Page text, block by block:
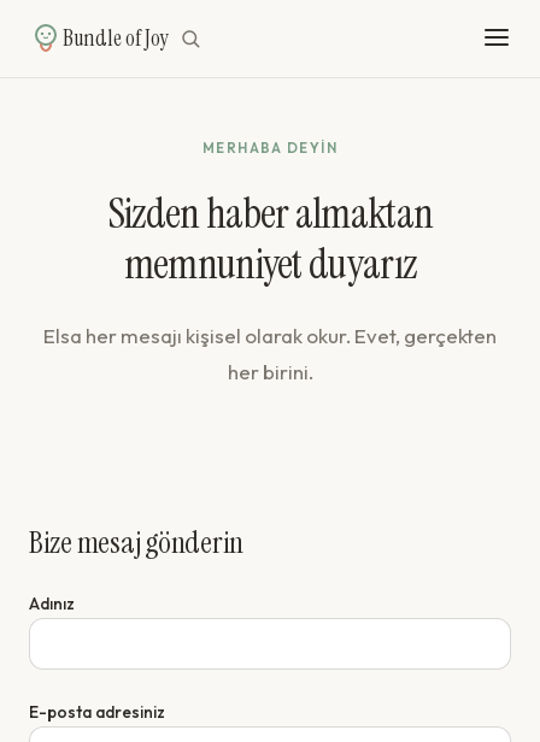
Bundle of Joy
MERHABA DEYIN
Sizden haber almaktan
memnuniyet duyarız
Elsa her mesajı kişisel olarak okur. Evet, gerçekten
her birini.
Bize mesaj gönderin
Adınız
E-posta adresiniz